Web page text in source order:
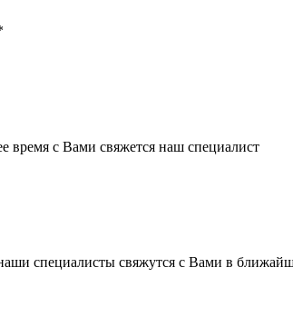
с Вами свяжется наш специалист
специалисты свяжутся с Вами в